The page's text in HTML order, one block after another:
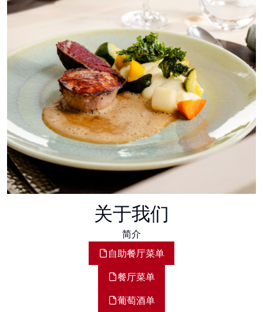
关于我们
简介
自助餐厅菜单
餐厅菜单
葡萄酒单